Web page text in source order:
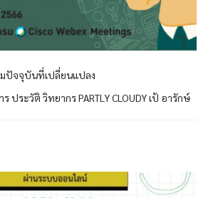
ปัจจุบันที่เปลี่ยนแปลง
ประวัติ วิทยากร PARTLY CLOUDY เป้ อารักษ์